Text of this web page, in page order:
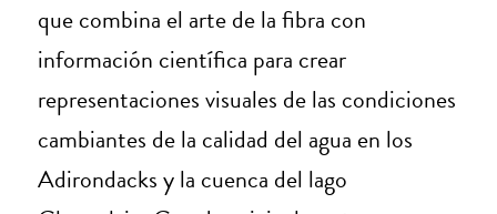
que combina el arte de la fibra con
información científica para crear
representaciones visuales de las condiciones
cambiantes de la calidad del agua en los
Adirondacks y la cuenca del lago